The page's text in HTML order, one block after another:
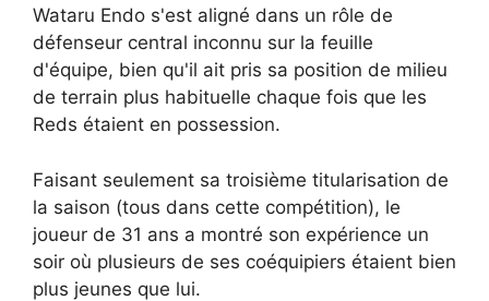
Wataru Endo s'est aligné dans un rôle de
défenseur central inconnu sur la feuille
d'équipe, bien qu'il ait pris sa position de milieu
de terrain plus habituelle chaque fois que les
Reds étaient en possession.
Faisant seulement sa troisième titularisation de
la saison (tous dans cette compétition), le
joueur de 31 ans a montré son expérience un
soir où plusieurs de ses coéquipiers étaient bien
plus jeunes que lui.